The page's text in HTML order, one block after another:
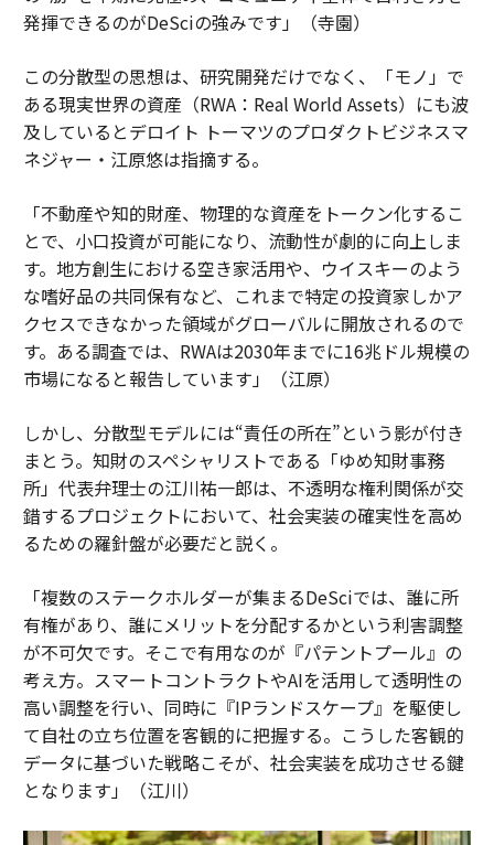
発揮できるのがDeSciの強みです」（寺園）
この分散型の思想は、研究開発だけでなく、「モノ」で
ある現実世界の資産（RWA：Real World Assets）にも波
及しているとデロイト トーマツのプロダクトビジネスマ
ネジャー・江原悠は指摘する。
「不動産や知的財産、物理的な資産をトークン化するこ
とで、小口投資が可能になり、流動性が劇的に向上しま
す。地方創生における空き家活用や、ウイスキーのよう
な嗜好品の共同保有など、これまで特定の投資家しかア
クセスできなかった領域がグローバルに開放されるので
す。ある調査では、RWAは2030年までに16兆ドル規模の
市場になると報告しています」（江原）
しかし、分散型モデルには“責任の所在”という影が付き
まとう。知財のスペシャリストである「ゆめ知財事務
所」代表弁理士の江川祐一郎は、不透明な権利関係が交
錯するプロジェクトにおいて、社会実装の確実性を高め
るための羅針盤が必要だと説く。
「複数のステークホルダーが集まるDeSciでは、誰に所
有権があり、誰にメリットを分配するかという利害調整
が不可欠です。そこで有用なのが『パテントプール』の
考え方。スマートコントラクトやAIを活用して透明性の
高い調整を行い、同時に『IPランドスケープ』を駆使し
て自社の立ち位置を客観的に把握する。こうした客観的
データに基づいた戦略こそが、社会実装を成功させる鍵
となります」（江川）